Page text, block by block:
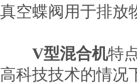
真空蝶阀用于排放
V型混合机特
高科技技术的情况